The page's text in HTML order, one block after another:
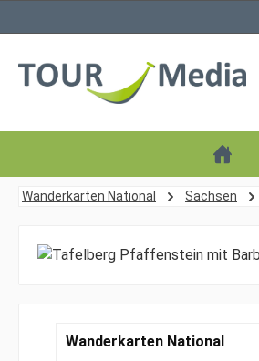
Wanderkarten National Sachsen
Wanderkarten National